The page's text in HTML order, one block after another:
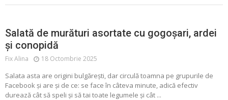
ALIMENTE CONSERVATE CONSERVE MURATURI SALATA
Salată de murături asortate cu gogoșari, ardei
și conopidă
Fix Alina 18 Octombrie 2025
Salata asta are origini bulgărești, dar circulă toamna pe grupurile de
Facebook și are și de ce: se face în câteva minute, adică efectiv
durează cât să speli și să tai toate legumele și cât ...